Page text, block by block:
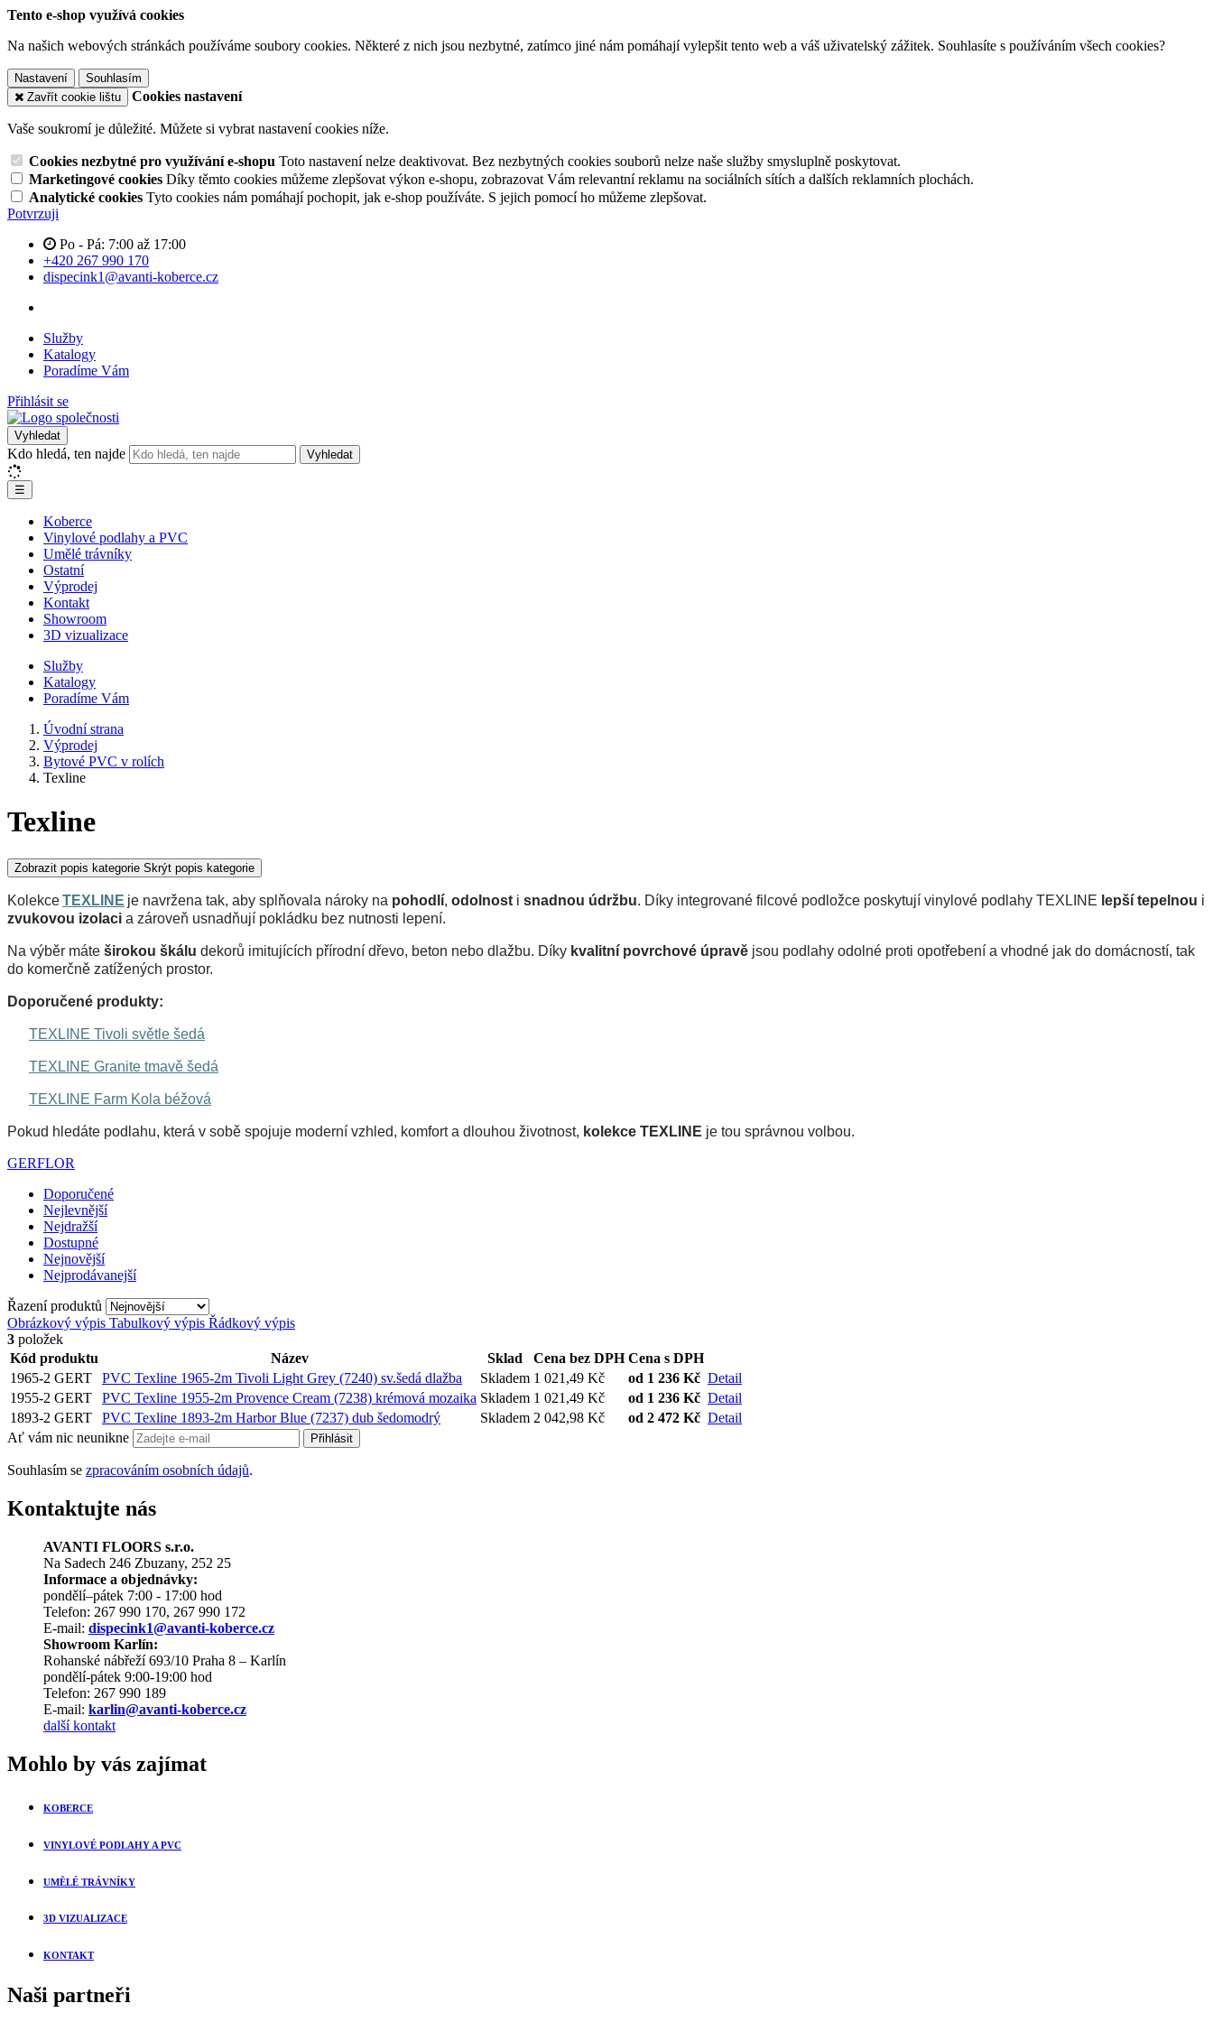
Tento e-shop využívá cookies
Na našich webových stránkách používáme soubory cookies. Některé z nich jsou nezbytné, zatímco jiné nám pomáhají vylepšit tento web a váš uživatelský zážitek. Souhlasíte s používáním všech cookies?
Nastavení
Souhlasím
Zavřít cookie lištu
Cookies nastavení
Vaše soukromí je důležité. Můžete si vybrat nastavení cookies níže.
Cookies nezbytné pro využívání e-shopu Toto nastavení nelze deaktivovat. Bez nezbytných cookies souborů nelze naše služby smysluplně poskytovat.
Marketingové cookies Díky těmto cookies můžeme zlepšovat výkon e-shopu, zobrazovat Vám relevantní reklamu na sociálních sítích a dalších reklamních plochách.
Analytické cookies Tyto cookies nám pomáhají pochopit, jak e-shop používáte. S jejich pomocí ho můžeme zlepšovat.
Potvrzuji
Po - Pá: 7:00 až 17:00
+420 267 990 170
dispecink1@avanti-koberce.cz
Služby
Katalogy
Poradíme Vám
Přihlásit se
Vyhledat
Kdo hledá, ten najde Vyhledat
☰
Koberce
Vinylové podlahy a PVC
Umělé trávníky
Ostatní
Výprodej
Kontakt
Showroom
3D vizualizace
Služby
Katalogy
Poradíme Vám
Úvodní strana
Výprodej
Bytové PVC v rolích
Texline
Texline
Zobrazit popis kategorie Skrýt popis kategorie
Kolekce TEXLINE je navržena tak, aby splňovala nároky na pohodlí, odolnost i snadnou údržbu. Díky integrované filcové podložce poskytují vinylové podlahy TEXLINE lepší tepelnou
zvukovou izolaci a zároveň usnadňují pokládku bez nutnosti lepení.
Na výběr máte širokou škálu dekorů imitujících přírodní dřevo, beton nebo dlažbu. Díky kvalitní povrchové úpravě jsou podlahy odolné proti opotřebení a vhodné jak do domácností, tak
do komerčně zatížených prostor.
Doporučené produkty:
TEXLINE Tivoli světle šedá
TEXLINE Granite tmavě šedá
TEXLINE Farm Kola béžová
Pokud hledáte podlahu, která v sobě spojuje moderní vzhled, komfort a dlouhou životnost, kolekce TEXLINE je tou správnou volbou.
GERFLOR
Doporučené
Nejlevnější
Nejdražší
Dostupné
Nejnovější
Nejprodávanejší
Řazení produktů
Obrázkový výpis Tabulkový výpis Řádkový výpis
3 položek
Kód produktu
Název Sklad Cena bez DPH Cena s DPH
1965-2 GERT
PVC Texline 1965-2m Tivoli Light Grey (7240) sv.šedá dlažba Skladem 1 021,49 Kč od 1 236 Kč Detail
1955-2 GERT
PVC Texline 1955-2m Provence Cream (7238) krémová mozaika Skladem 1 021,49 Kč od 1 236 Kč Detail
1893-2 GERT
PVC Texline 1893-2m Harbor Blue (7237) dub šedomodrý Skladem 2 042,98 Kč od 2 472 Kč Detail
Ať vám nic neunikne
Přihlásit
Souhlasím se zpracováním osobních údajů.
Kontaktujte nás
AVANTI FLOORS s.r.o.
Na Sadech 246 Zbuzany, 252 25
Informace a objednávky:
pondělí–pátek 7:00 - 17:00 hod
Telefon: 267 990 170, 267 990 172
E-mail: dispecink1@avanti-koberce.cz
Showroom Karlín:
Rohanské nábřeží 693/10 Praha 8 – Karlín
pondělí-pátek 9:00-19:00 hod
Telefon: 267 990 189
E-mail: karlin@avanti-koberce.cz
další kontakt
Mohlo by vás zajímat
KOBERCE
VINYLOVÉ PODLAHY A PVC
UMĚLÉ TRÁVNÍKY
3D VIZUALIZACE
KONTAKT
Naši partneři